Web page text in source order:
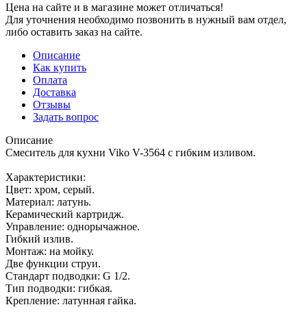
Цена на сайте и в магазине может отличаться!
Для уточнения необходимо позвонить в нужный вам отдел,
либо оставить заказ на сайте.
Описание
Как купить
Оплата
Доставка
Отзывы
Задать вопрос
Описание
Смеситель для кухни Viko V-3564 с гибким изливом.
Характеристики:
Цвет: хром, серый.
Материал: латунь.
Керамический картридж.
Управление: однорычажное.
Гибкий излив.
Монтаж: на мойку.
Две функции струи.
Стандарт подводки: G 1/2.
Тип подводки: гибкая.
Крепление: латунная гайка.